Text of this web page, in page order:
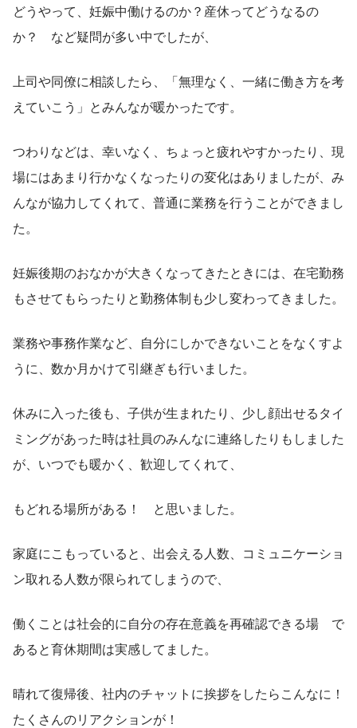
どうやって、妊娠中働けるのか？産休ってどうなるの
か？　など疑問が多い中でしたが、
上司や同僚に相談したら、「無理なく、一緒に働き方を考
えていこう」とみんなが暖かったです。
つわりなどは、幸いなく、ちょっと疲れやすかったり、現
場にはあまり行かなくなったりの変化はありましたが、み
んなが協力してくれて、普通に業務を行うことができまし
た。
妊娠後期のおなかが大きくなってきたときには、在宅勤務
もさせてもらったりと勤務体制も少し変わってきました。
業務や事務作業など、自分にしかできないことをなくすよ
うに、数か月かけて引継ぎも行いました。
休みに入った後も、子供が生まれたり、少し顔出せるタイ
ミングがあった時は社員のみんなに連絡したりもしました
が、いつでも暖かく、歓迎してくれて、
もどれる場所がある！　と思いました。
家庭にこもっていると、出会える人数、コミュニケーショ
ン取れる人数が限られてしまうので、
働くことは社会的に自分の存在意義を再確認できる場　で
あると育休期間は実感してました。
晴れて復帰後、社内のチャットに挨拶をしたらこんなに！
たくさんのリアクションが！